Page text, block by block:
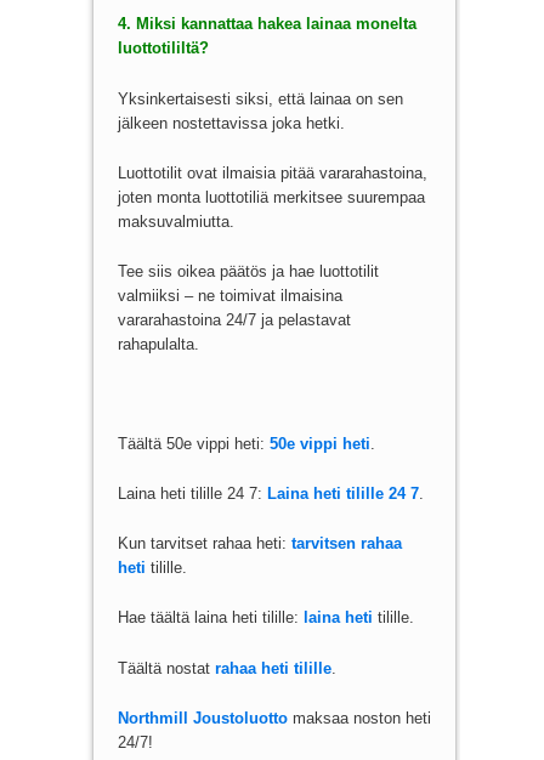
4. Miksi kannattaa hakea lainaa monelta
luottotililtä?
Yksinkertaisesti siksi, että lainaa on sen
jälkeen nostettavissa joka hetki.
Luottotilit ovat ilmaisia pitää vararahastoina,
joten monta luottotiliä merkitsee suurempaa
maksuvalmiutta.
Tee siis oikea päätös ja hae luottotilit
valmiiksi – ne toimivat ilmaisina
vararahastoina 24/7 ja pelastavat
rahapulalta.
Täältä 50e vippi heti: 50e vippi heti.
Laina heti tilille 24 7: Laina heti tilille 24 7.
Kun tarvitset rahaa heti: tarvitsen rahaa
heti tilille.
Hae täältä laina heti tilille: laina heti tilille.
Täältä nostat rahaa heti tilille.
Northmill Joustoluottomaksaa noston heti
24/7!